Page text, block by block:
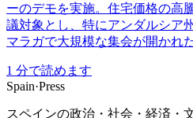
ーのデモを実施。住宅価格の高
議対象とし、特にアンダルシア
マラガで大規模な集会が開かれた
1 分で読めます
Spain·Press
スペインの政治・社会・経済・